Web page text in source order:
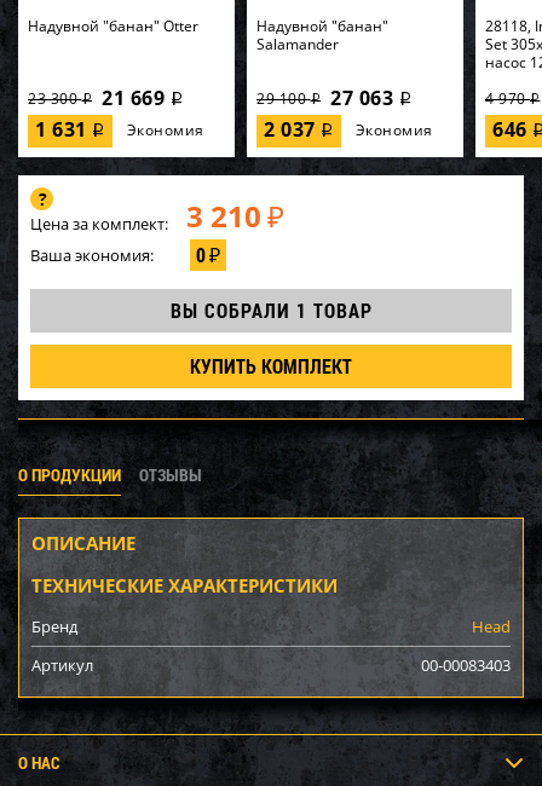
Надувной "банан" Otter
23 300i 21 669 i
1 631 i Экономия
Надувной "банан"
Salamander
29 100i 27 063 i
2 037 i Экономия
28118,
Set
насос
4 970i
646
Цена за комплект: 3 210 ₽
Ваша экономия: 0₽
ВЫ СОБРАЛИ 1 ТОВАР
КУПИТЬ КОМПЛЕКТ
О ПРОДУКЦИИ ОТЗЫВЫ
ОПИСАНИЕ
ТЕХНИЧЕСКИЕ ХАРАКТЕРИСТИКИ
Бренд
Head
Артикул
00-00083403
О НАС